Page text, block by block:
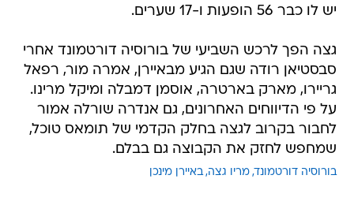
יש לו כבר 56 הופעות ו-17 שערים.
גצה הפך לרכש השביעי של בורוסיה דורטמונד אחרי
סבסטיאן רודה שגם הגיע מבאיירן, אמרה מור, רפאל
גריירו, מארק בארטרה, אוסמן דמבלה ומיקל מרינו.
על פי הדיווחים האחרונים, גם אנדרה שורלה אמור
לחבור בקרוב לגצה בחלק הקדמי של תומאס טוכל,
שמחפש לחזק את הקבוצה גם בבלם.
בורוסיה דורטמונד מריו גצה באיירן מינכן